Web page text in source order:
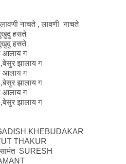
नाचते , लावणी नाचते
हसते
हसते
आलाय ग
झालाय ग
आलाय ग
झालाय ग
आलाय ग
झालाय ग
KHEBUDAKAR
THAKUR
SURESH